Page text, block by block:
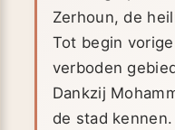
Zerhoun, de
Tot begin
verboden
Dankzij
de stad kennen.